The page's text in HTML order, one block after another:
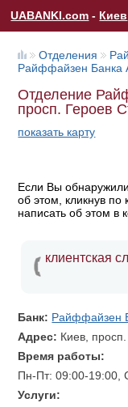
UABANKI.com - Киев
Отделения
Райффайзен Банка
Отделение
просп. Героев
показать карту
Если Вы
об этом, кликнув
написать об этом в
клиентская
Банк: Райффайзен
Адрес: Киев,
Время работы:
Пн-Пт: 09:00-19:00,
Услуги: